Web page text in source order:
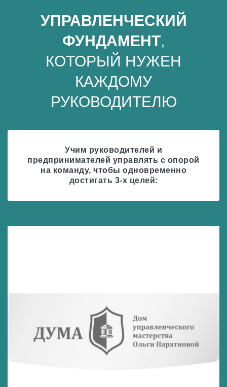
УПРАВЛЕНЧЕСКИЙ
ФУНДАМЕНТ,
КОТОРЫЙ НУЖЕН
КАЖДОМУ
РУКОВОДИТЕЛЮ
Учим руководителей и
предпринимателей управлять с опорой
на команду, чтобы одновременно
достигать 3-х целей: